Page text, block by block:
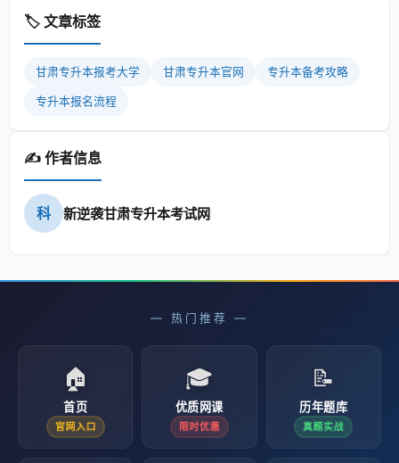
🏷️ 文章标签
甘肃专升本报考大学 甘肃专升本官网 专升本备考攻略
专升本报名流程
✍️ 作者信息
科 新逆袭甘肃专升本考试网
— 热门推荐 —
🏠
首页
官网入口
🎓
优质网课
限时优惠
📝
历年题库
真题实战